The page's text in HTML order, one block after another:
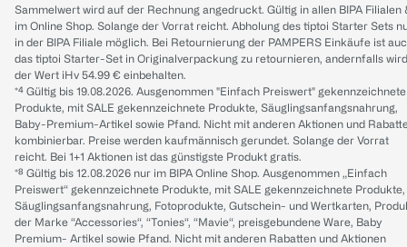
Sammelwert wird auf der Rechnung angedruckt. Gültig in allen BIPA Filialen
im Online Shop. Solange der Vorrat reicht. Abholung des tiptoi Starter Sets
in der BIPA Filiale möglich. Bei Retournierung der PAMPERS Einkäufe ist
das tiptoi Starter-Set in Originalverpackung zu retournieren, andernfalls wird
der Wert iHv 54.99 € einbehalten.
*⁴ Gültig bis 19.08.2026. Ausgenommen "Einfach Preiswert" gekennzeichnete
Produkte, mit SALE gekennzeichnete Produkte, Säuglingsanfangsnahrung,
Baby-Premium-Artikel sowie Pfand. Nicht mit anderen Aktionen und
kombinierbar. Preise werden kaufmännisch gerundet. Solange der Vorrat
reicht. Bei 1+1 Aktionen ist das günstigste Produkt gratis.
*⁸ Gültig bis 12.08.2026 nur im BIPA Online Shop. Ausgenommen „Einfach
Preiswert“ gekennzeichnete Produkte, mit SALE gekennzeichnete Produkte,
Säuglingsanfangsnahrung, Fotoprodukte, Gutschein- und Wertkarten,
der Marke “Accessories“, “Tonies“, “Mavie“, preisgebundene Ware, Baby
Premium- Artikel sowie Pfand. Nicht mit anderen Rabatten und Aktionen